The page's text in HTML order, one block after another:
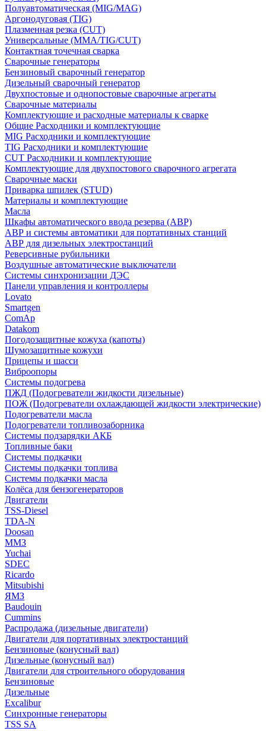
Полуавтоматическая (MIG/MAG)
Аргонодуговая (TIG)
Плазменная резка (CUT)
Универсальные (MMA/TIG/CUT)
Контактная точечная сварка
Сварочные генераторы
Бензиновый сварочный генератор
Дизельный сварочный генератор
Двухпостовые и однопостовые сварочные агрегаты
Сварочные материалы
Комплектующие и расходные материалы к сварке
Общие Расходники и комплектующие
MIG Расходники и комплектующие
TIG Расходники и комплектующие
CUT Расходники и комплектующие
Комплектующие для двухпостового сварочного агрегата
Сварочные маски
Приварка шпилек (STUD)
Материалы и комплектующие
Масла
Шкафы автоматического ввода резерва (АВР)
АВР и системы автоматики для портативных станций
АВР для дизельных электростанций
Реверсивные рубильники
Воздушные автоматические выключатели
Системы синхронизации ДЭС
Панели управления и контроллеры
Lovato
Smartgen
ComAp
Datakom
Погодозащитные кожуха (капоты)
Шумозащитные кожухи
Прицепы и шасси
Виброопоры
Системы подогрева
ПЖД (Подогреватели жидкости дизельные)
ПОЖ (Подогреватели охлаждающей жидкости электрические)
Подогреватели масла
Подогреватели топливозаборника
Системы подзарядки АКБ
Топливные баки
Системы подкачки
Системы подкачки топлива
Системы подкачки масла
Колёса для бензогенераторов
Двигатели
TSS-Diesel
TDA-N
Doosan
ММЗ
Yuchai
SDEC
Ricardo
Mitsubishi
ЯМЗ
Baudouin
Cummins
Распродажа (дизельные двигатели)
Двигатели для портативных электростанций
Бензиновые (конусный вал)
Дизельные (конусный вал)
Двигатели для строительного оборудования
Бензиновые
Дизельные
Excalibur
Синхронные генераторы
TSS SA